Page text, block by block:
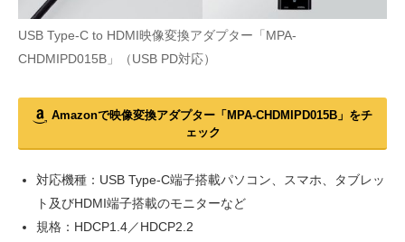
USB Type-C to HDMI映像変換アダプター「MPA-
CHDMIPD015B」（USB PD対応）
Amazonで映像変換アダプター「MPA-CHDMIPD015B」をチ
ェック
対応機種：USB Type-C端子搭載パソコン、スマホ、タブレッ
ト及びHDMI端子搭載のモニターなど
規格：HDCP1.4／HDCP2.2